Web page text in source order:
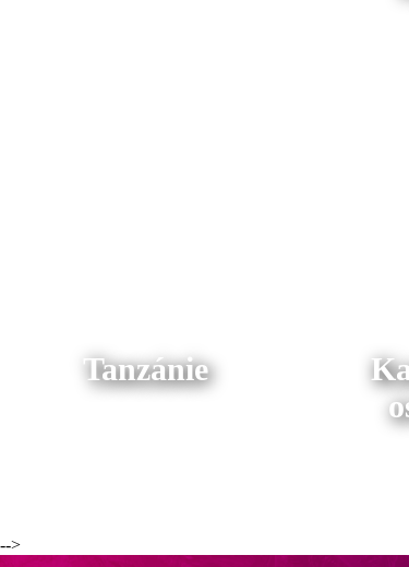
Tanzánie
-->